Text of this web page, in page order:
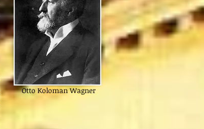
Otto Koloman Wagner